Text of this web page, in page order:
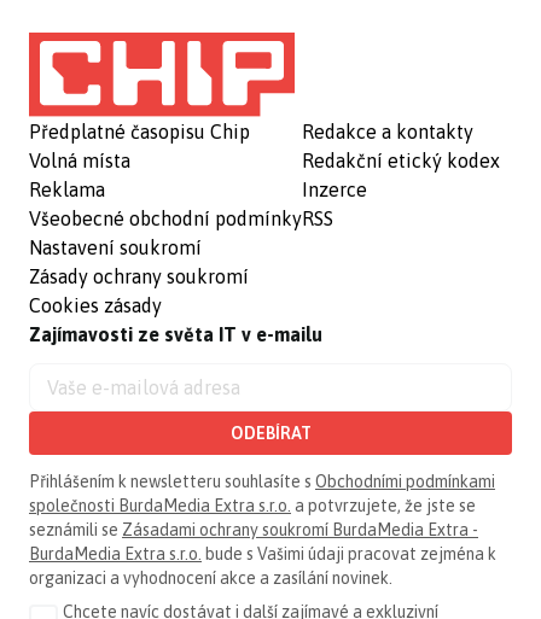
Předplatné časopisu Chip
Volná místa
Reklama
Všeobecné obchodní podmínky
Nastavení soukromí
Zásady ochrany soukromí
Cookies zásady
Redakce a kontakty
Redakční etický kodex
Inzerce
RSS
Zajímavosti ze světa IT v e-mailu
ODEBÍRAT
Přihlášením k newsletteru souhlasíte s Obchodními podmínkami
společnosti BurdaMedia Extra s.r.o. a potvrzujete, že jste se
seznámili se Zásadami ochrany soukromí BurdaMedia Extra -
BurdaMedia Extra s.r.o. bude s Vašimi údaji pracovat zejména k
organizaci a vyhodnocení akce a zasílání novinek.
Chcete navíc dostávat i další zajímavé a exkluzivní